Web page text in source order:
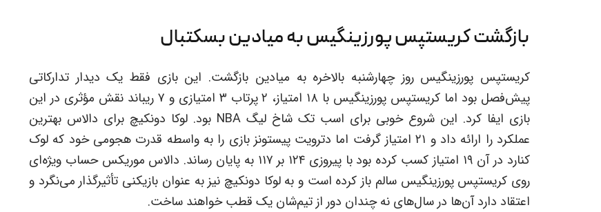
بازگشت کریستپس پورزینگیس به میادین بسکتبال
کریستپس پورزینگیس روز چهارشنبه بالاخره به میادین بازگشت. این بازی فقط یک دیدار تدارکاتی
پیش‌فصل بود اما کریستپس پورزینگیس با ۱۸ امتیاز، ۲ پرتاب ۳ امتیازی و ۷ ریباند نقش مؤثری در این
بازی ایفا کرد. این شروع خوبی برای اسب تک شاخ لیگ NBA بود. لوکا دونکیچ برای دالاس بهترین
عملکرد را ارائه داد و ۲۱ امتیاز گرفت اما دترویت پیستونز بازی را به واسطه قدرت هجومی خود که لوک
کنارد در آن ۱۹ امتیاز کسب کرده بود با پیروزی ۱۲۴ بر ۱۱۷ به پایان رساند. دالاس موریکس حساب ویژه‌ای
روی کریستپس پورزینگیس سالم باز کرده است و به لوکا دونکیچ نیز به عنوان بازیکنی تأثیرگذار می‌نگرد و
اعتقاد دارد آن‌ها در سال‌های نه چندان دور از تیم‌شان یک قطب خواهند ساخت.